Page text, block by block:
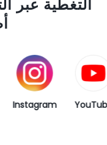
التغطية عبر
Instagram